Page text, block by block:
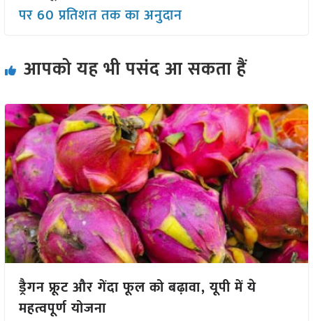
पर 60 प्रतिशत तक का अनुदान
आपको यह भी पसंद आ सकता हैं
ड्रैगन फ्रूट और गेंदा फूल को बढ़ावा, यूपी में ये
महत्वपूर्ण योजना